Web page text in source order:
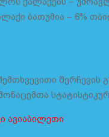
ბათუმია – 6%
ავიაბილეთი